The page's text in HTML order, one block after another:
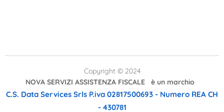
Copyright © 2024
NOVA SERVIZI ASSISTENZA FISCALE è un marchio
C.S. Data Services Srls P.iva 02817500693 - Numero REA CH
- 430781